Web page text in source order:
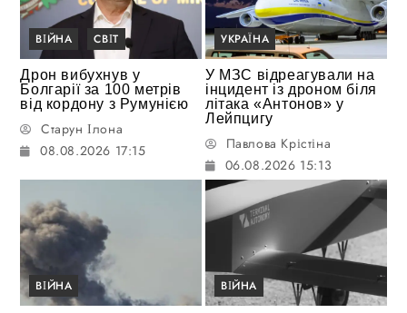
ВІЙНА СВІТ
Дрон вибухнув у
Болгарії за 100 метрів
від кордону з Румунією
Старун Ілона
08.08.2026 17:15
УКРАЇНА
У МЗС відреагували на
інцидент із дроном біля
літака «Антонов» у
Лейпцигу
Павлова Крістіна
06.08.2026 15:13
ВІЙНА ВІЙНА